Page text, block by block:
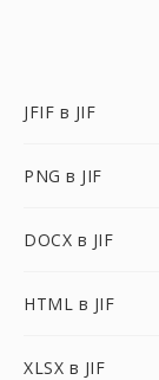
JFIF в JIF
PNG в JIF
DOCX в JIF
HTML в JIF
XLSX в JIF